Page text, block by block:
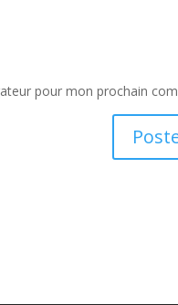
pour mon prochain